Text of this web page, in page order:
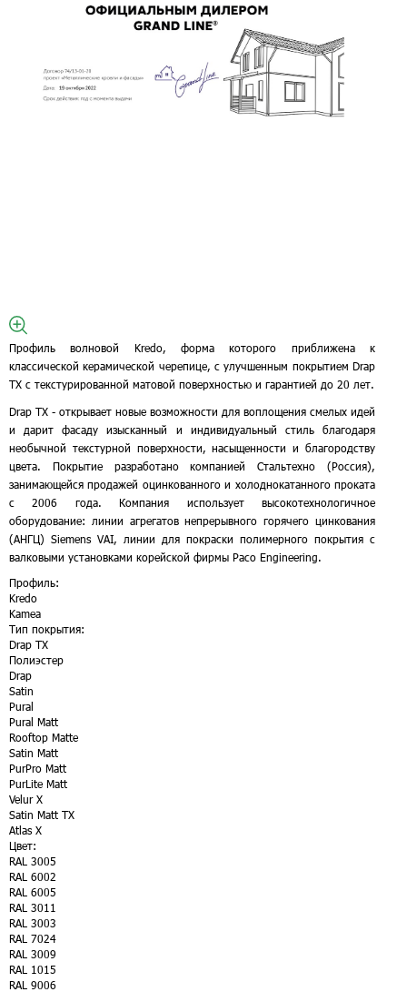
Профиль волновой Kredo, форма которого приближена к
классической керамической черепице, с улучшенным покрытием Drap
TX с текстурированной матовой поверхностью и гарантией до 20 лет.
Drap ТХ - открывает новые возможности для воплощения смелых идей
и дарит фасаду изысканный и индивидуальный стиль благодаря
необычной текстурной поверхности, насыщенности и благородству
цвета. Покрытие разработано компанией Стальтехно (Россия),
занимающейся продажей оцинкованного и холоднокатанного проката
с 2006 года. Компания использует высокотехнологичное
оборудование: линии агрегатов непрерывного горячего цинкования
(АНГЦ) Siemens VAI, линии для покраски полимерного покрытия с
валковыми установками корейской фирмы Расо Engineering.
Профиль:
Kredo
Kamea
Тип покрытия:
Drap TX
Полиэстер
Drap
Satin
Pural
Pural Matt
Rooftop Matte
Satin Matt
PurPro Matt
PurLite Matt
Velur X
Satin Matt TX
Atlas X
Цвет:
RAL 3005
RAL 6002
RAL 6005
RAL 3011
RAL 3003
RAL 7024
RAL 3009
RAL 1015
RAL 9006